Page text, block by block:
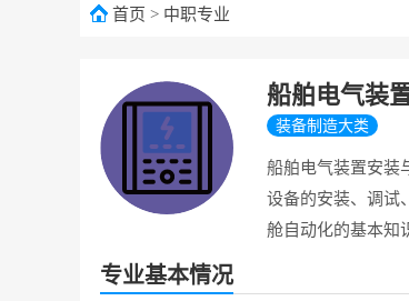
首页 > 中职专业
船舶电气装
装备制造大类
船舶电气装置安装
设备的安装、调试
舱自动化的基本知
专业基本情况